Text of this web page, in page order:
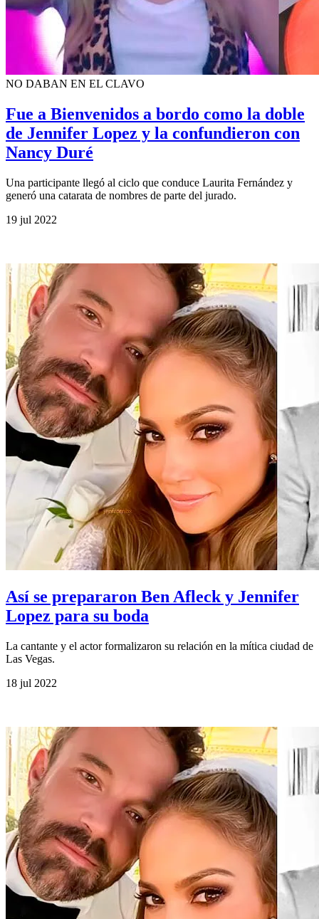
NO DABAN EN EL CLAVO
Fue a Bienvenidos a bordo como la doble
de Jennifer Lopez y la confundieron con
Nancy Duré
Una participante llegó al ciclo que conduce Laurita Fernández y
generó una catarata de nombres de parte del jurado.
19 jul 2022
Así se prepararon Ben Afleck y Jennifer
Lopez para su boda
La cantante y el actor formalizaron su relación en la mítica ciudad de
Las Vegas.
18 jul 2022